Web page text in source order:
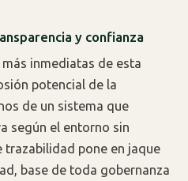
y confianza
inmediatas de esta
potencial de la
de un sistema que
según el entorno sin
pone en jaque
base de toda gobernanza